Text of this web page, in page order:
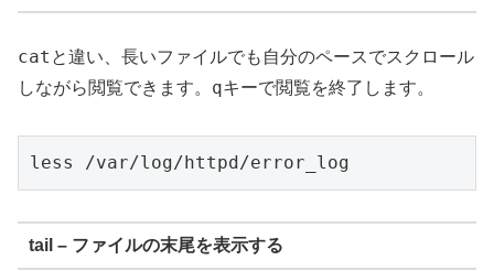
cat と違い、長いファイルでも自分のペースでスクロール
しながら閲覧できます。 qキーで閲覧を終了します。
tail – ファイルの末尾を表示する